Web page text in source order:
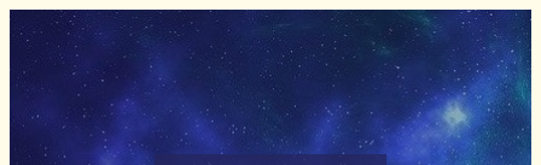
Panneau de gestion des cookies